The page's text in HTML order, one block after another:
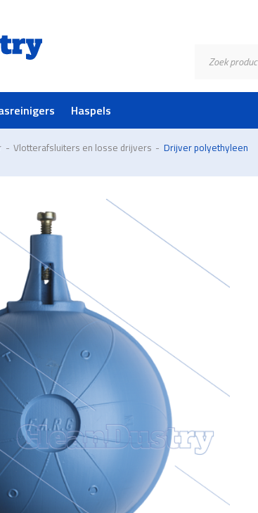
zoeken
Haspels
- Vlotterafsluiters en losse drijvers - Drijver polyethyleen